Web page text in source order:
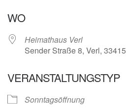
WO
Heimathaus Verl
Sender Straße 8, Verl, 33415
VERANSTALTUNGSTYP
Sonntagsöffnung